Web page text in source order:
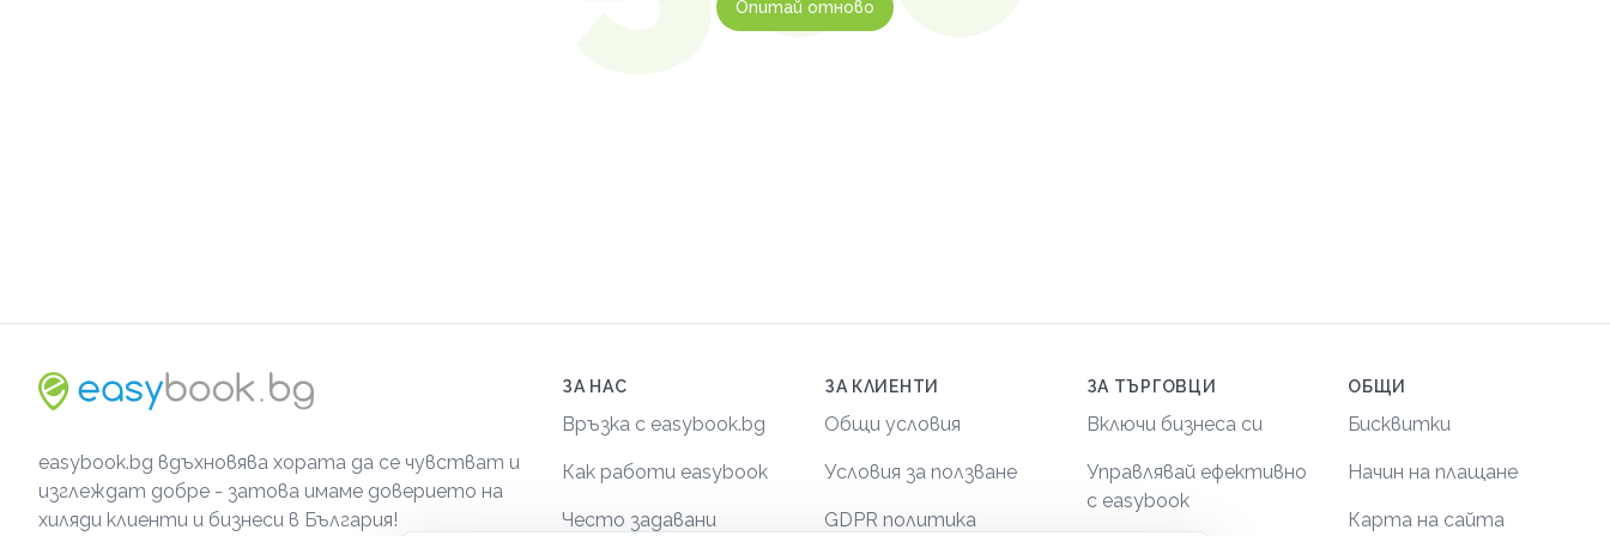
Опитай отново
easybook.bg вдъхновява хората да се чувстват и
изглеждат добре - затова имаме доверието на
хиляди клиенти и бизнеси в България!
ЗА НАС
Връзка с easybook.bg
Как работи easybook
Често задавани
ЗА КЛИЕНТИ
Общи условия
Условия за ползване
GDPR политика
ЗА ТЪРГОВЦИ
Включи бизнеса си
Управлявай ефективно
с easybook
ОБЩИ
Бисквитки
Начин на плащане
Карта на сайта